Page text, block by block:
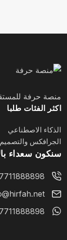
منصة حرفة
اكثر الفئات طلبا
الذكاء الاصطناعي
الجرافكس والتصميم
سنكون سعداء